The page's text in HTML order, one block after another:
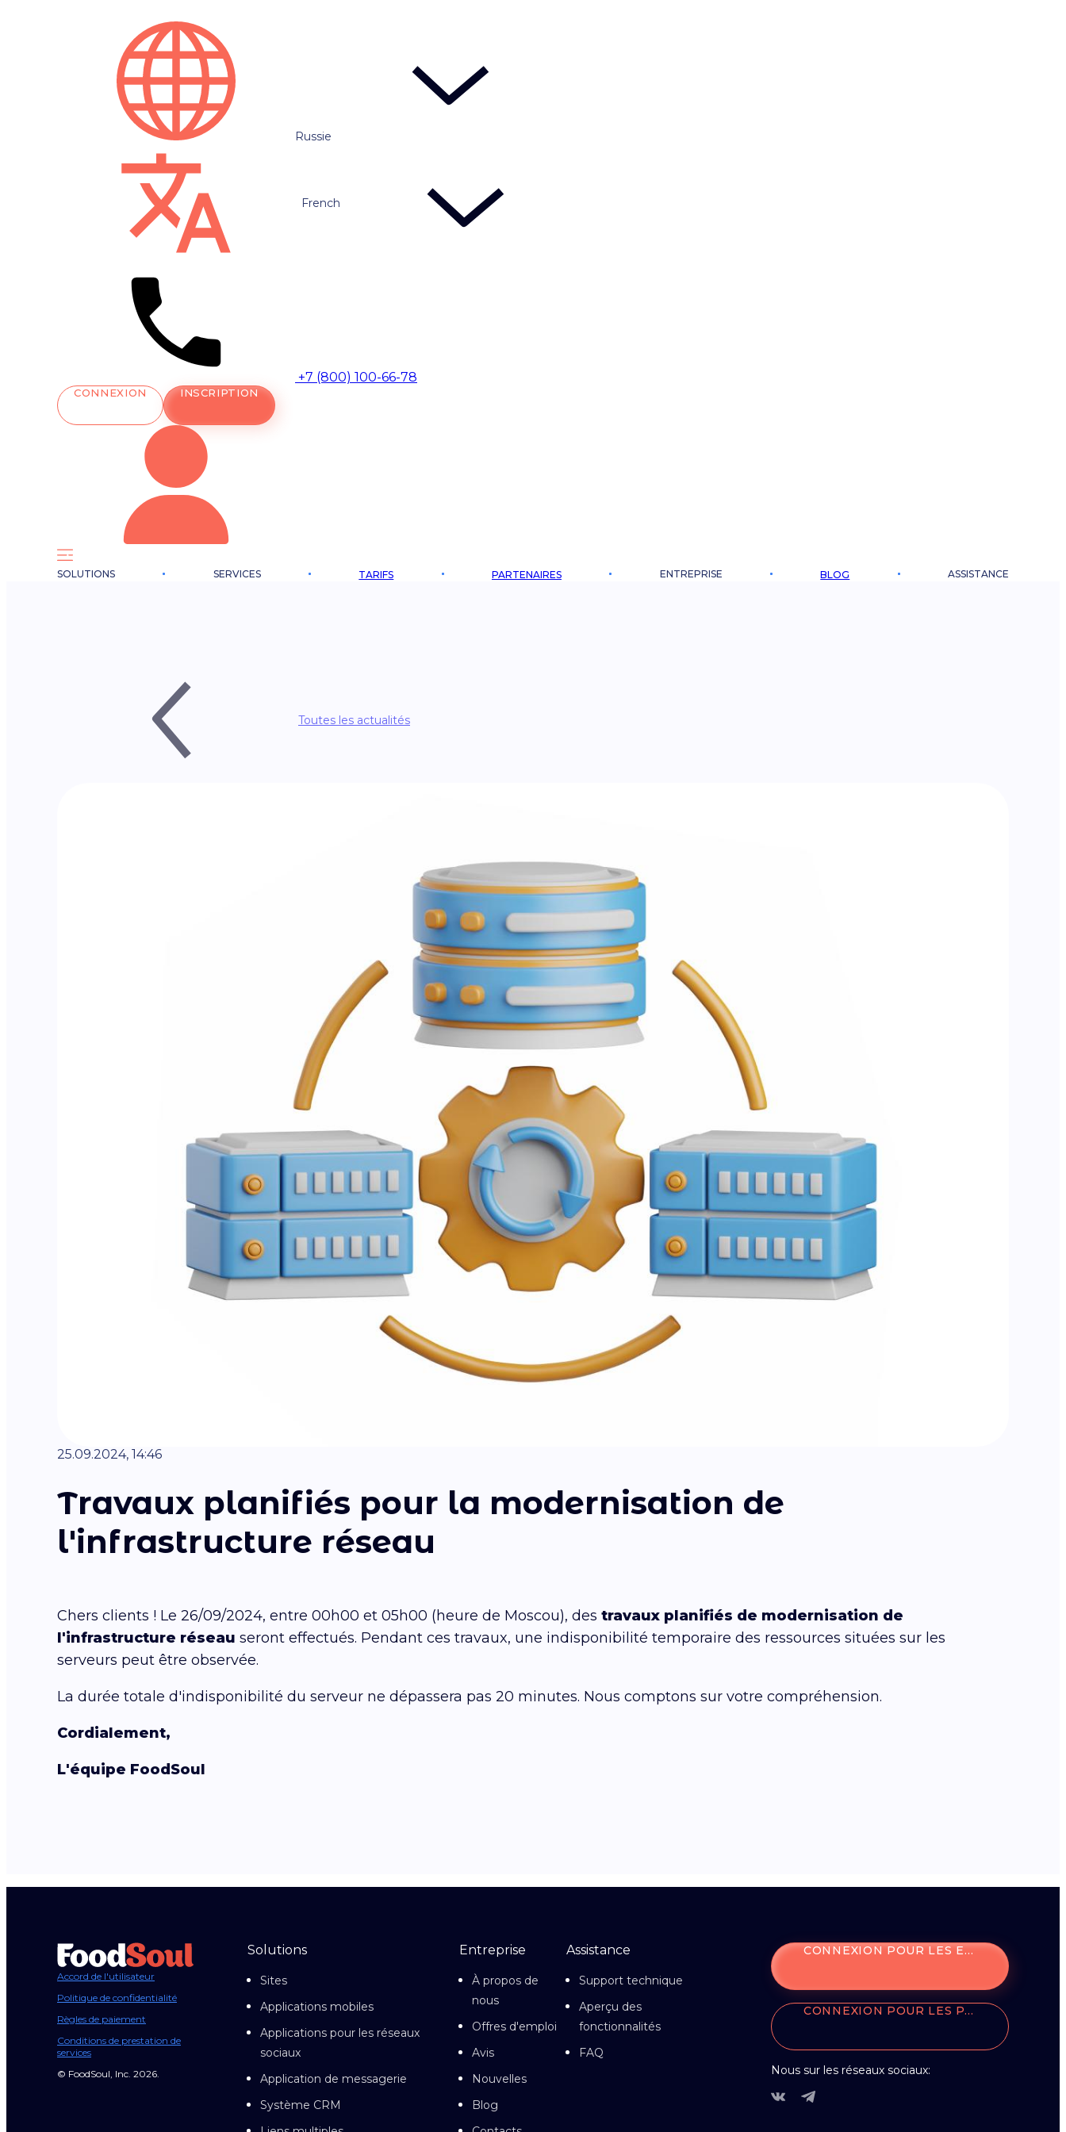
Russie
French
+7 (800) 100-66-78
CONNEXION INSCRIPTION
SOLUTIONS SERVICES TARIFS PARTENAIRES ENTREPRISE BLOG ASSISTANCE
Toutes les actualités
25.09.2024, 14:46
Travaux planifiés pour la modernisation de
l'infrastructure réseau
Chers clients ! Le 26/09/2024, entre 00h00 et 05h00 (heure de Moscou), des travaux planifiés de modernisation de
l'infrastructure réseau seront effectués. Pendant ces travaux, une indisponibilité temporaire des ressources situées sur les
serveurs peut être observée.
La durée totale d'indisponibilité du serveur ne dépassera pas 20 minutes. Nous comptons sur votre compréhension.
Cordialement,
L'équipe FoodSoul
Accord de l'utilisateur
Politique de confidentialité
Règles de paiement
Conditions de prestation de
services
© FoodSoul, Inc. 2026.
Solutions
Sites
Applications mobiles
Applications pour les réseaux
sociaux
Application de messagerie
Système CRM
Entreprise
À propos de
nous
Offres d'emploi
Avis
Nouvelles
Blog
Assistance
Support technique
Aperçu des
fonctionnalités
FAQ
CONNEXION POUR LES ENTREPRISES
CONNEXION POUR LES PARTENAIRES
Nous sur les réseaux sociaux: